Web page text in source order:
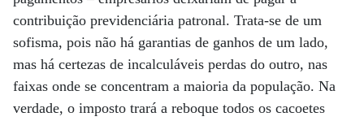
contribuição previdenciária patronal. Trata-se de um
sofisma, pois não há garantias de ganhos de um lado,
mas há certezas de incalculáveis perdas do outro, nas
faixas onde se concentram a maioria da população. Na
verdade, o imposto trará a reboque todos os cacoetes